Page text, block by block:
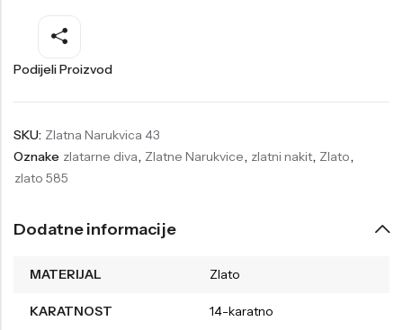
Podijeli Proizvod
SKU: Zlatna Narukvica 43
Oznake zlatarne diva, Zlatne Narukvice, zlatni nakit, Zlato,
zlato 585
Dodatne informacije
MATERIJAL Zlato
KARATNOST 14-karatno
Welder
Liu-Jo
Festina
Wesse
Wesse
Daisy Dixon
Diesel
Lotus